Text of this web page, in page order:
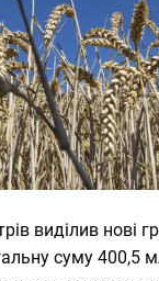
виділив нові
суму 400,5